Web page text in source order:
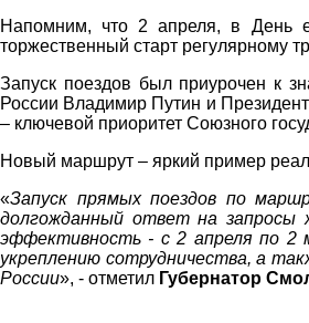
Напомним, что 2 апреля, в День
торжественный старт регулярному
Запуск поездов был приурочен к
России Владимир Путин и
– ключевой приоритет Союзного
Новый маршрут – яркий пример
«Запуск прямых поездов по
долгожданный ответ на запросы
эффективность - с 2 апреля по 2
укреплению сотрудничества, а
России», - отметил Губернатор